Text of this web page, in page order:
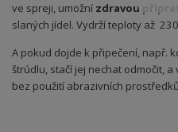
ve spreji, umožní zdravou
slaných jídel. Vydrží teploty až 230
A pokud dojde k připečení, např.
štrúdlu, stačí jej nechat odmočit, a
bez použití abrazivních